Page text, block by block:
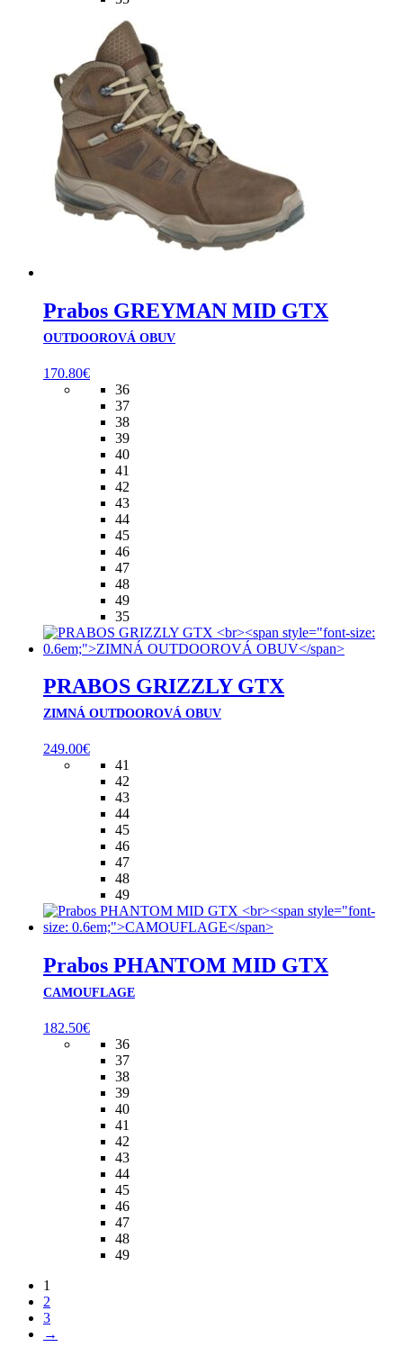
Prabos GREYMAN MID GTX
OUTDOOROVÁ OBUV
170.80€
36
37
38
39
40
41
42
43
44
45
46
47
48
49
35
PRABOS GRIZZLY GTX
ZIMNÁ OUTDOOROVÁ OBUV
249.00€
41
42
43
44
45
46
47
48
49
Prabos PHANTOM MID GTX
CAMOUFLAGE
182.50€
36
37
38
39
40
41
42
43
44
45
46
47
48
49
1
2
3
→